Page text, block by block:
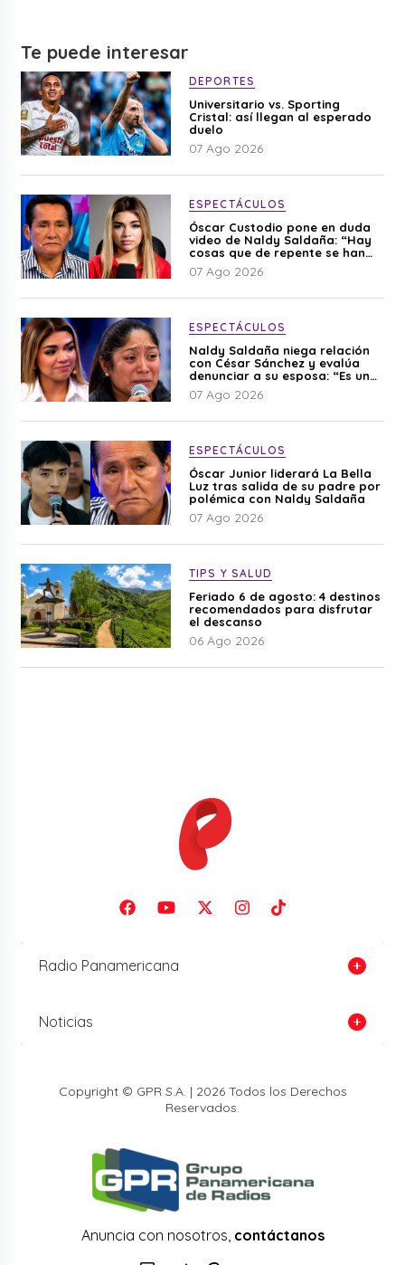
Te puede interesar
DEPORTES
Universitario vs. Sporting
Cristal: así llegan al esperado
duelo
07 Ago 2026
ESPECTÁCULOS
Óscar Custodio pone en duda
video de Naldy Saldaña: “Hay
cosas que de repente se han
editado”
07 Ago 2026
ESPECTÁCULOS
Naldy Saldaña niega relación
con César Sánchez y evalúa
denunciar a su esposa: “Es una
difamación”
07 Ago 2026
ESPECTÁCULOS
Óscar Junior liderará La Bella
Luz tras salida de su padre por
polémica con Naldy Saldaña
07 Ago 2026
TIPS Y SALUD
Feriado 6 de agosto: 4 destinos
recomendados para disfrutar
el descanso
06 Ago 2026
Radio Panamericana
Noticias
Copyright © GPR S.A. | 2026 Todos los Derechos
Reservados.
Anuncia con nosotros, contáctanos